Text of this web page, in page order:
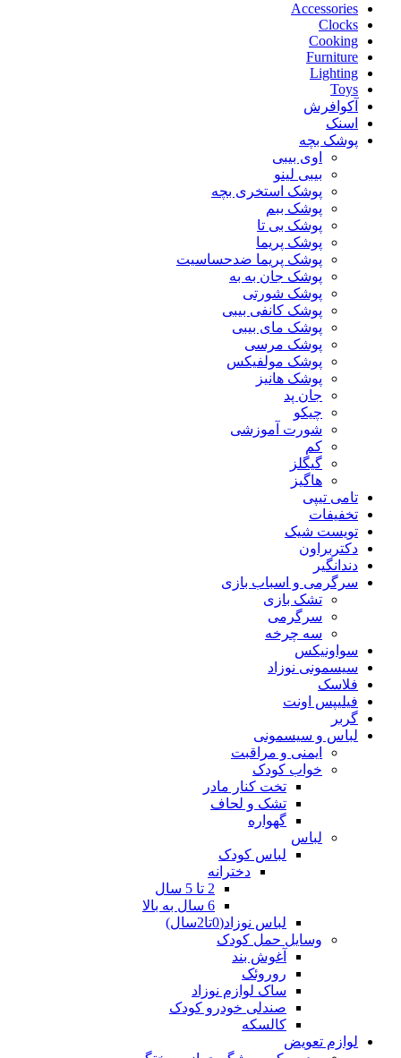
Accessories
Clocks
Cooking
Furniture
Lighting
Toys
آکوافرش
اسنک
پوشک بچه
اوی بیبی
بیبی لینو
پوشک استخری بچه
پوشک ببم
پوشک بی تا
پوشک پریما
پوشک پریما ضدحساسیت
پوشک جان به به
پوشک شورتی
پوشک کانفی بیبی
پوشک مای بیبی
پوشک مرسی
پوشک مولفیکس
پوشک هانیز
جان پد
چیکو
شورت آموزشی
کم
گیگلز
هاگیز
تامی تیپی
تخفیفات
تویست شیک
دکتربراون
دندانگیر
سرگرمی و اسباب بازی
تشک بازی
سرگرمی
سه چرخه
سواونیکس
سیسمونی نوزاد
فلاسک
فیلیپس اونت
گربر
لباس و سیسمونی
ایمنی و مراقبت
خواب کودک
تخت کنار مادر
تشک و لحاف
گهواره
لباس
لباس کودک
دخترانه
2 تا 5 سال
6 سال به بالا
لباس نوزاد(0تا2سال)
وسایل حمل کودک
آغوش بند
روروئک
ساک لوازم نوزاد
صندلی خودرو کودک
کالسکه
لوازم تعویض